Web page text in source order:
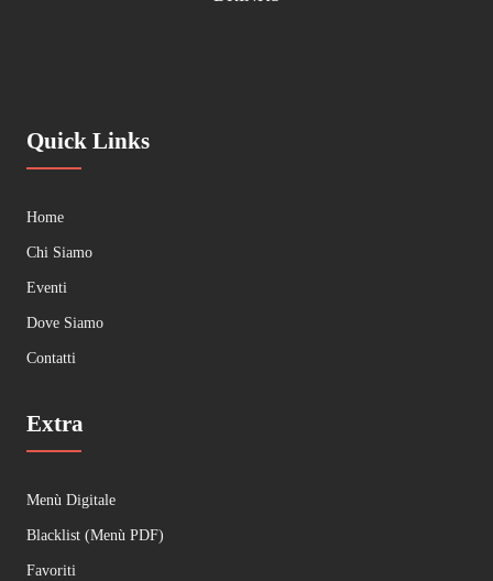
Quick Links
Home
Chi Siamo
Eventi
Dove Siamo
Contatti
Extra
Menù Digitale
Blacklist (Menù PDF)
Favoriti